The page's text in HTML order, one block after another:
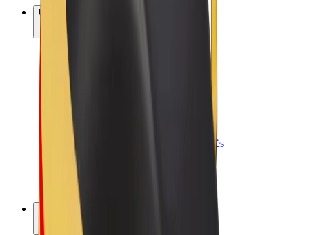
Užsidirbkite su „Bolt“
Vairuotojai
Vairuotojo pajamos
Kurjeriai
Kurjerio pajamos
„Bolt Food“ restoranai ir parduotuvės
Automobilių nuomos parkai
Franšizės
Apie mus